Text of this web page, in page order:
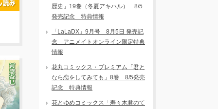
歴史」19巻（冬夏アキハル） 8/5
発売記念 特典情報
「LaLaDX」9月号 8月5日 発売記
念 アニメイトオンライン限定特典
情報
花丸コミックス・プレミアム「君と
なら恋をしてみても」8巻 8/5発売
記念 特典情報
花とゆめコミックス「寿々木君のて